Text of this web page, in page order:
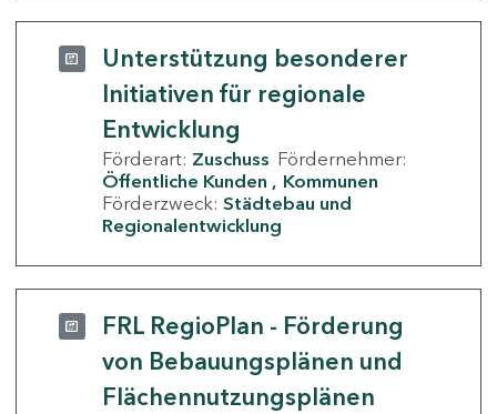
Unterstützung besonderer
Initiativen für regionale
Entwicklung
Förderart: Zuschuss Fördernehmer:
Öffentliche Kunden
Kommunen
Förderzweck: Städtebau und
Regionalentwicklung
FRL RegioPlan - Förderung
von Bebauungsplänen und
Flächennutzungsplänen